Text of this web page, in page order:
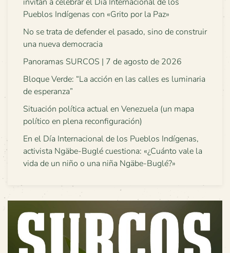
Pueblos Indígenas con «Grito por la Paz»
No se trata de defender el pasado, sino de construir
una nueva democracia
Panoramas SURCOS | 7 de agosto de 2026
Bloque Verde: “La acción en las calles es luminaria
de esperanza”
Situación política actual en Venezuela (un mapa
político en plena reconfiguración)
En el Día Internacional de los Pueblos Indígenas,
activista Ngäbe-Buglé cuestiona: «¿Cuánto vale la
vida de un niño o una niña Ngäbe-Buglé?»